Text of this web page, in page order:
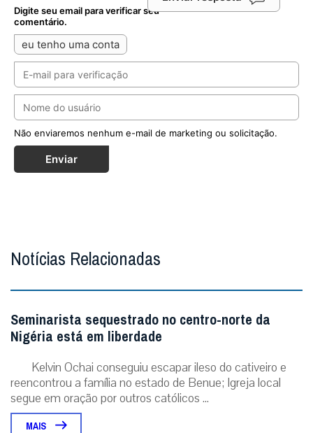
Digite seu email para verificar seu
comentário.
eu tenho uma conta
Não enviaremos nenhum e-mail de marketing ou solicitação.
Enviar
Notícias Relacionadas
Seminarista sequestrado no centro-norte da
Nigéria está em liberdade
Kelvin Ochai conseguiu escapar ileso do cativeiro e
reencontrou a família no estado de Benue; Igreja local
segue em oração por outros católicos ...
MAIS